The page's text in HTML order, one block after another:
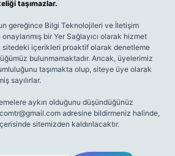
taşımazlar.
gereğince Bilgi Teknolojileri ve İletişim
bir Yer Sağlayıcı olarak hizmet
sitedeki içerikleri proaktif olarak denetleme
bulunmamaktadır. Ancak, üyelerimiz
taşımakta olup, siteye üye olarak
sayılırlar.
aykırı olduğunu düşündüğünüz
adresine bildirmeniz halinde,
sitemizden kaldırılacaktır.